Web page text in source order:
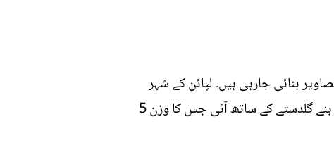
بنائی جارہی ہیں۔ لپائن کے شہر
الوئیلو سے تعلق رکھنے والی 28 سالہ دلہن April Lyka Biorrey-Nobis شادی کے موقع پر پیاز سے بنے گلدستے کے ساتھ آئی جس کا وزن 5